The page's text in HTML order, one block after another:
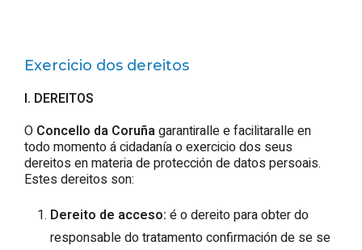
Exercicio dos dereitos
I. DEREITOS
O Concello da Coruñagarantiralle e facilitaralle en
todo momento á cidadanía o exercicio dos seus
dereitos en materia de protección de datos persoais.
Estes dereitos son:
Dereito de acceso: é o dereito para obter do
responsable do tratamento confirmación de se se